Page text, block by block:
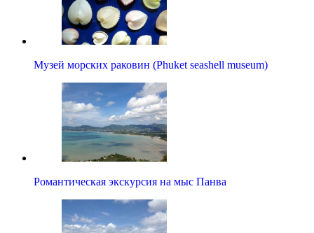
Музей морских раковин (Phuket seashell museum)
Романтическая экскурсия на мыс Панва